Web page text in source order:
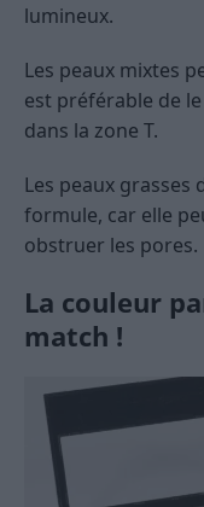
lumineux.
Les peaux mixtes
est préférable de
dans la zone T.
Les peaux
formule, car elle
obstruer les pores.
La couleur
match !